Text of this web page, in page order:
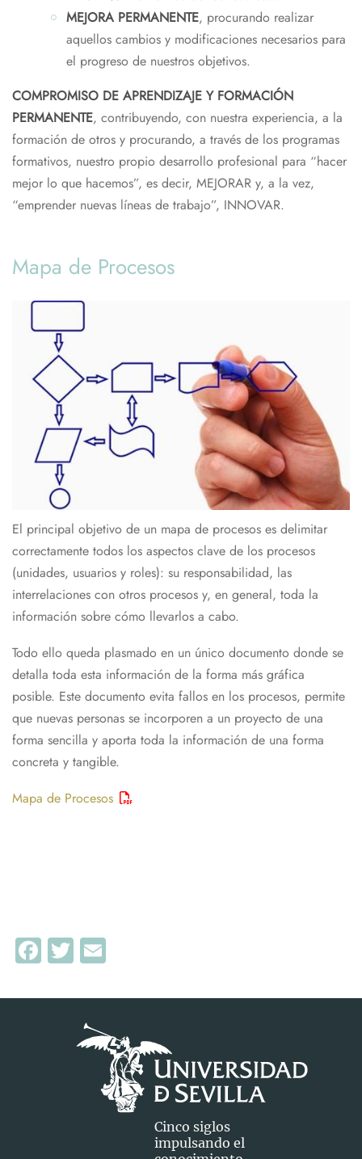
MEJORA PERMANENTE, procurando realizar
aquellos cambios y modificaciones necesarios para
el progreso de nuestros objetivos.
COMPROMISO DE APRENDIZAJE Y FORMACIÓN
PERMANENTE, contribuyendo, con nuestra experiencia, a la
formación de otros y procurando, a través de los programas
formativos, nuestro propio desarrollo profesional para “hacer
mejor lo que hacemos”, es decir, MEJORAR y, a la vez,
“emprender nuevas líneas de trabajo”, INNOVAR.
Mapa de Procesos
El principal objetivo de un mapa de procesos es delimitar
correctamente todos los aspectos clave de los procesos
(unidades, usuarios y roles): su responsabilidad, las
interrelaciones con otros procesos y, en general, toda la
información sobre cómo llevarlos a cabo.
Todo ello queda plasmado en un único documento donde se
detalla toda esta información de la forma más gráfica
posible. Este documento evita fallos en los procesos, permite
que nuevas personas se incorporen a un proyecto de una
forma sencilla y aporta toda la información de una forma
concreta y tangible.
Mapa de Procesos
Facebook
Twitter
Cinco siglos
impulsando el